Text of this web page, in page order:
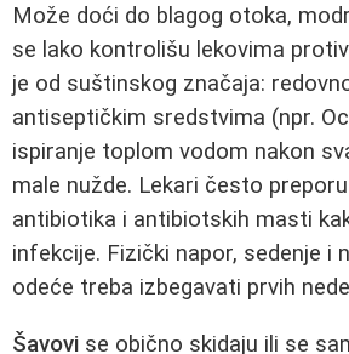
Može doći do blagog otoka,
se lako kontrolišu lekovima
je od suštinskog značaja:
antiseptičkim sredstvima (npr.
ispiranje toplom vodom nakon
male nužde. Lekari često
antibiotika i antibiotskih masti
infekcije. Fizički napor, sedenje i
odeće treba izbegavati prvih
Šavovi se obično skidaju ili se